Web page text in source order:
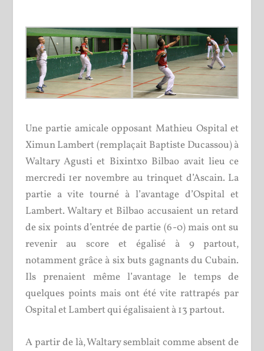
Une partie amicale opposant Mathieu Ospital et
Ximun Lambert (remplaçait Baptiste Ducassou) à
Waltary Agusti et Bixintxo Bilbao avait lieu ce
mercredi 1er novembre au trinquet d’Ascain. La
partie a vite tourné à l’avantage d’Ospital et
Lambert. Waltary et Bilbao accusaient un retard
de six points d’entrée de partie (6-0) mais ont su
revenir au score et égalisé à 9 partout,
notamment grâce à six buts gagnants du Cubain.
Ils prenaient même l’avantage le temps de
quelques points mais ont été vite rattrapés par
Ospital et Lambert qui égalisaient à 13 partout.
A partir de là, Waltary semblait comme absent de